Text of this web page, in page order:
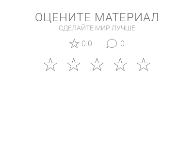
ОЦЕНИТЕ МАТЕРИАЛ
СДЕЛАЙТЕ МИР ЛУЧШЕ
0.0 0